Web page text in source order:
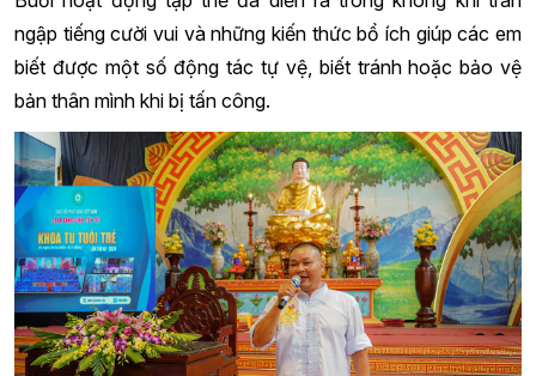
ngập tiếng cười vui và những kiến thức bổ ích giúp các em
biết được một số động tác tự vệ, biết tránh hoặc bảo vệ
bản thân mình khi bị tấn công.